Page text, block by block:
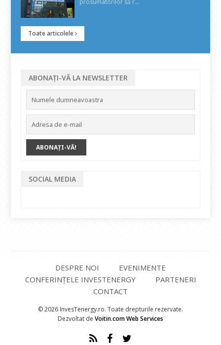
prosumatorilor să r...
Toate articolele
ABONAȚI-VĂ LA NEWSLETTER
SOCIAL MEDIA
DESPRE NOI
EVENIMENTE
CONFERINȚELE INVESTENERGY
PARTENERI
CONTACT
© 2026 InvesTenergy.ro. Toate drepturile rezervate.
Dezvoltat de Voitin.com Web Services